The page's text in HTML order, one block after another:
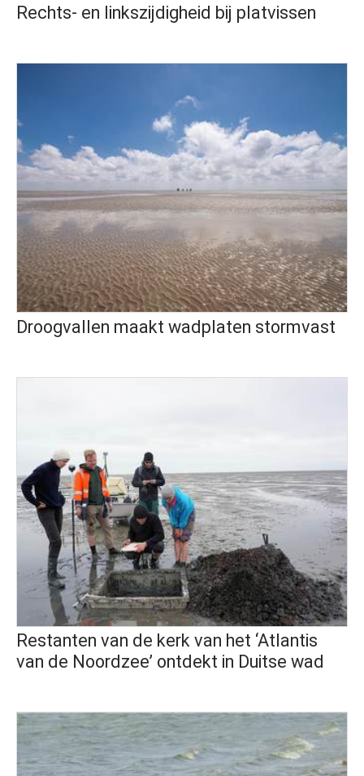
Rechts- en linkszijdigheid bij platvissen
Droogvallen maakt wadplaten stormvast
Restanten van de kerk van het ‘Atlantis
van de Noordzee’ ontdekt in Duitse wad